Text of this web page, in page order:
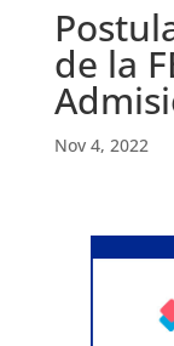
de la
Nov 4, 2022